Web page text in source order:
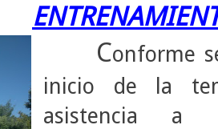
Conforme
inicio de la
asistencia a